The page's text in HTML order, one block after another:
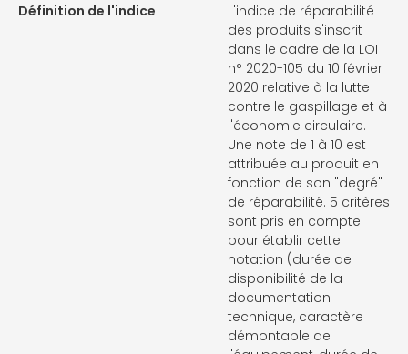
Définition de l'indice
L'indice de réparabilité
des produits s'inscrit
dans le cadre de la LOI
n° 2020-105 du 10 février
2020 relative à la lutte
contre le gaspillage et à
l'économie circulaire.
Une note de 1 à 10 est
attribuée au produit en
fonction de son "degré"
de réparabilité. 5 critères
sont pris en compte
pour établir cette
notation (durée de
disponibilité de la
documentation
technique, caractère
démontable de